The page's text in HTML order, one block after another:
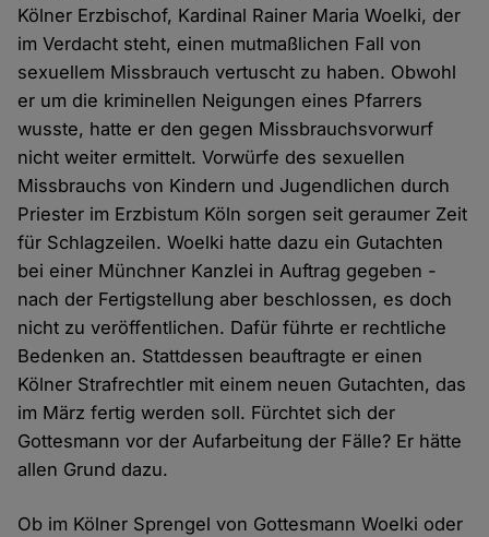
Kölner Erzbischof, Kardinal Rainer Maria Woelki, der
im Verdacht steht, einen mutmaßlichen Fall von
sexuellem Missbrauch vertuscht zu haben. Obwohl
er um die kriminellen Neigungen eines Pfarrers
wusste, hatte er den gegen Missbrauchsvorwurf
nicht weiter ermittelt. Vorwürfe des sexuellen
Missbrauchs von Kindern und Jugendlichen durch
Priester im Erzbistum Köln sorgen seit geraumer Zeit
für Schlagzeilen. Woelki hatte dazu ein Gutachten
bei einer Münchner Kanzlei in Auftrag gegeben -
nach der Fertigstellung aber beschlossen, es doch
nicht zu veröffentlichen. Dafür führte er rechtliche
Bedenken an. Stattdessen beauftragte er einen
Kölner Strafrechtler mit einem neuen Gutachten, das
im März fertig werden soll. Fürchtet sich der
Gottesmann vor der Aufarbeitung der Fälle? Er hätte
allen Grund dazu.
Ob im Kölner Sprengel von Gottesmann Woelki oder